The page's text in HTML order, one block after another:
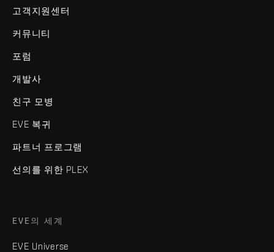
고객지원센터
커뮤니티
포럼
개발사
친구 모병
EVE 복귀
파트너 프로그램
선의를 위한 PLEX
EVE의 세계
EVE Universe